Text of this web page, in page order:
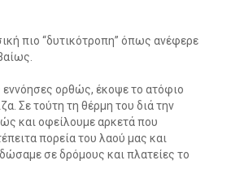
πιο “δυτικότροπη” όπως ανέφερε
ορθώς, έκοψε το ατόφιο
Σε τούτη τη θέρμη του διά την
και οφείλουμε αρκετά που
πορεία του λαού μας και
σε δρόμους και πλατείες το